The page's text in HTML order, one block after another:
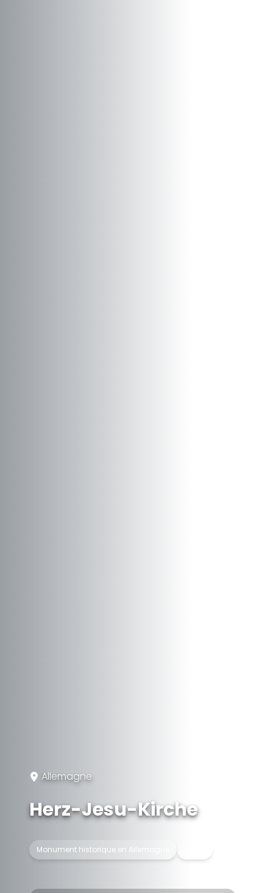
Allemagne
Herz-Jesu-Kirche
Monument historique en Allemagne